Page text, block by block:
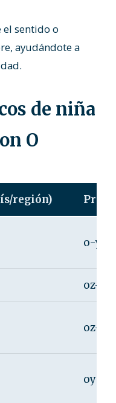
el sentido o
ayudándote a
de niña
O
región)
o-ya
oz-ge
oz-
oy-ku